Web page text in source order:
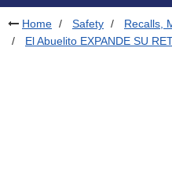
Home Safety
Recalls,
El Abuelito EXPANDE SU